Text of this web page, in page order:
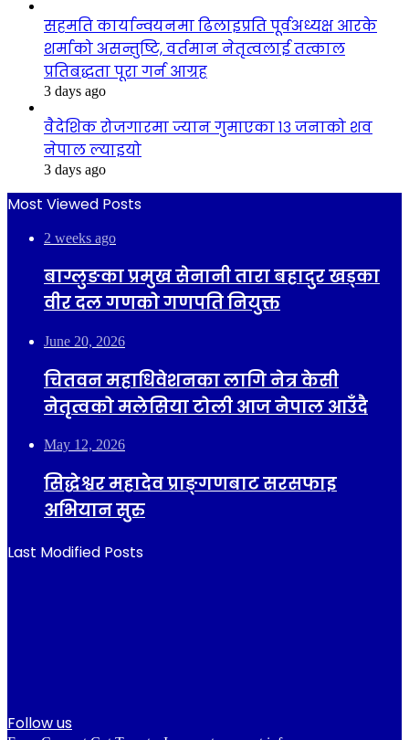
सहमति कार्यान्वयनमा ढिलाइप्रति पूर्वअध्यक्ष आरके
शर्माको असन्तुष्टि, वर्तमान नेतृत्वलाई तत्काल
प्रतिबद्धता पूरा गर्न आग्रह
3 days ago
वैदेशिक रोजगारमा ज्यान गुमाएका १३ जनाको शव
नेपाल ल्याइयो
3 days ago
Most Viewed Posts
2 weeks ago
बाग्लुङका प्रमुख सेनानी तारा बहादुर खड्का
वीर दल गणको गणपति नियुक्त
June 20, 2026
चितवन महाधिवेशनका लागि नेत्र केसी
नेतृत्वको मलेसिया टोली आज नेपाल आउँदै
May 12, 2026
सिद्धेश्वर महादेव प्राङ्गणबाट सरसफाइ
अभियान सुरु
Last Modified Posts
Follow us